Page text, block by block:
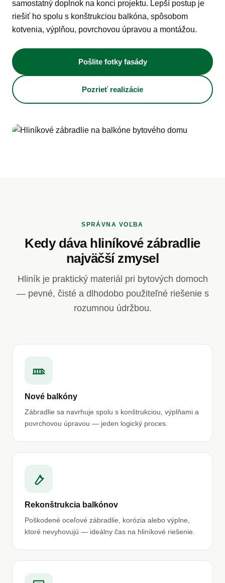
samostatný doplnok na konci projektu. Lepší postup je
riešiť ho spolu s konštrukciou balkóna, spôsobom
kotvenia, výplňou, povrchovou úpravou a montážou.
Pošlite fotky fasády
Pozrieť realizácie
SPRÁVNA VOĽBA
Kedy dáva hliníkové zábradlie
najväčší zmysel
Hliník je praktický materiál pri bytových domoch
— pevné, čisté a dlhodobo použiteľné riešenie s
rozumnou údržbou.
Nové balkóny
Zábradlie sa navrhuje spolu s konštrukciou, výplňami a
povrchovou úpravou — jeden logický proces.
Rekonštrukcia balkónov
Poškodené oceľové zábradlie, korózia alebo výplne,
ktoré nevyhovujú — ideálny čas na hliníkové riešenie.